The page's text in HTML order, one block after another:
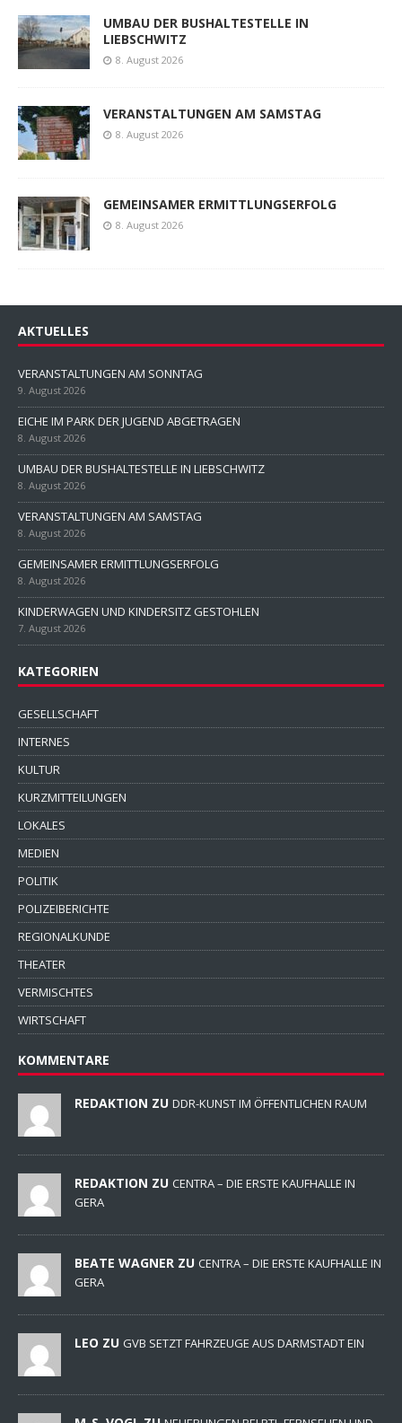
UMBAU DER BUSHALTESTELLE IN
LIEBSCHWITZ
8. August 2026
VERANSTALTUNGEN AM SAMSTAG
8. August 2026
GEMEINSAMER ERMITTLUNGSERFOLG
8. August 2026
AKTUELLES
VERANSTALTUNGEN AM SONNTAG
9. August 2026
EICHE IM PARK DER JUGEND ABGETRAGEN
8. August 2026
UMBAU DER BUSHALTESTELLE IN LIEBSCHWITZ
8. August 2026
VERANSTALTUNGEN AM SAMSTAG
8. August 2026
GEMEINSAMER ERMITTLUNGSERFOLG
8. August 2026
KINDERWAGEN UND KINDERSITZ GESTOHLEN
7. August 2026
KATEGORIEN
GESELLSCHAFT
INTERNES
KULTUR
KURZMITTEILUNGEN
LOKALES
MEDIEN
POLITIK
POLIZEIBERICHTE
REGIONALKUNDE
THEATER
VERMISCHTES
WIRTSCHAFT
KOMMENTARE
REDAKTION ZU DDR-KUNST IM ÖFFENTLICHEN RAUM
REDAKTION ZU CENTRA – DIE ERSTE KAUFHALLE IN
GERA
BEATE WAGNER ZU CENTRA – DIE ERSTE KAUFHALLE IN
GERA
LEO ZU GVB SETZT FAHRZEUGE AUS DARMSTADT EIN